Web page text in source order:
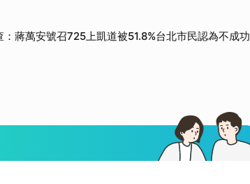
蔣萬安號召725上凱道被51.8%台北市民認為不成功